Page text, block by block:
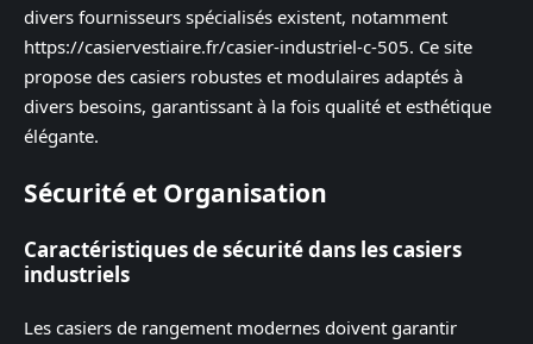
divers fournisseurs spécialisés existent, notamment
https://casiervestiaire.fr/casier-industriel-c-505. Ce site
propose des casiers robustes et modulaires adaptés à
divers besoins, garantissant à la fois qualité et esthétique
élégante.
Sécurité et Organisation
Caractéristiques de sécurité dans les casiers
industriels
Les casiers de rangement modernes doivent garantir